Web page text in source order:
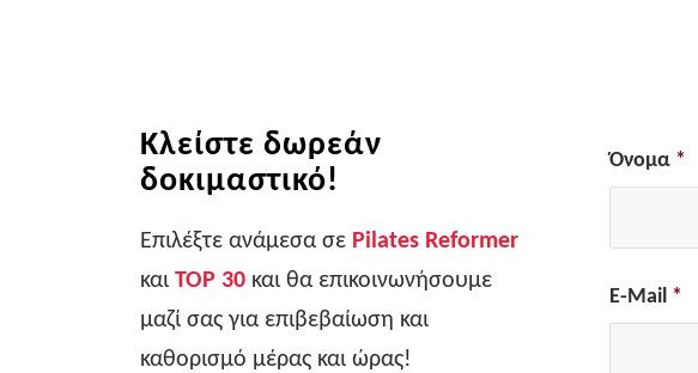
Κλείστε δωρεάν
δοκιμαστικό!
Επιλέξτε ανάμεσα σε Pilates Reformer
καιTOP 30 και θα επικοινωνήσουμε
μαζί σας για επιβεβαίωση και
καθορισμό μέρας και ώρας!
Όνομα *
E-Mail *